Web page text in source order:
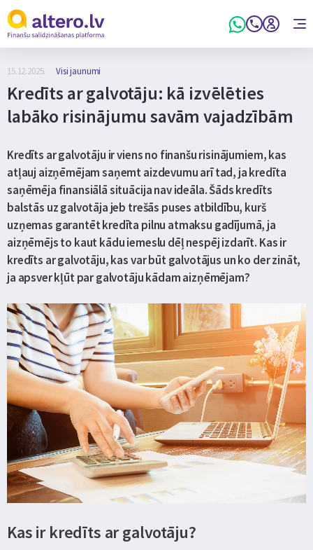
15.12.2025. Visi jaunumi
Kredīts ar galvotāju: kā izvēlēties
labāko risinājumu savām vajadzībām
Kredīts ar galvotāju ir viens no finanšu risinājumiem, kas
atļauj aizņēmējam saņemt aizdevumu arī tad, ja kredīta
saņēmēja finansiālā situācija nav ideāla. Šāds kredīts
balstās uz galvotāja jeb trešās puses atbildību, kurš
uzņemas garantēt kredīta pilnu atmaksu gadījumā, ja
aizņēmējs to kaut kādu iemeslu dēļ nespēj izdarīt. Kas ir
kredīts ar galvotāju, kas var būt galvotājus un ko der zināt,
ja apsver kļūt par galvotāju kādam aizņēmējam?
Kas ir kredīts ar galvotāju?